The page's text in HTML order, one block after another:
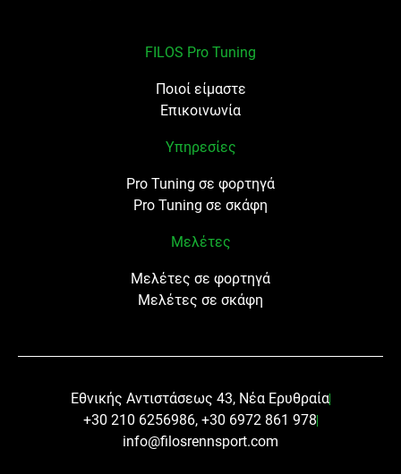
FILOS Pro Tuning
Ποιοί είμαστε
Επικοινωνία
Υπηρεσίες
Pro Tuning σε φορτηγά
Pro Tuning σε σκάφη
Μελέτες
Μελέτες σε φορτηγά
Μελέτες σε σκάφη
Εθνικής Αντιστάσεως 43, Νέα Ερυθραία
+30 210 6256986, +30 6972 861 978
info@filosrennsport.com